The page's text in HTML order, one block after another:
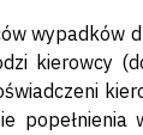
kierowcy